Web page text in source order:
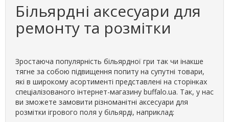
Більярдні аксесуари для
ремонту та розмітки
Зростаюча популярність більярдної гри так чи інакше
тягне за собою підвищення попиту на супутні товари,
які в широкому асортименті представлені на сторінках
спеціалізованого інтернет-магазину buffalo.ua. Так, у нас
ви зможете замовити різноманітні аксесуари для
розмітки ігрового поля у більярді, наприклад: